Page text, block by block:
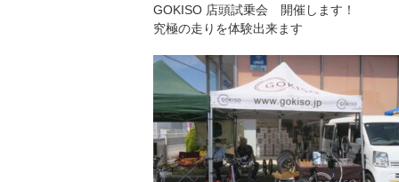
GOKISO 店頭試乗会 開催します！
究極の走りを体験出来ます